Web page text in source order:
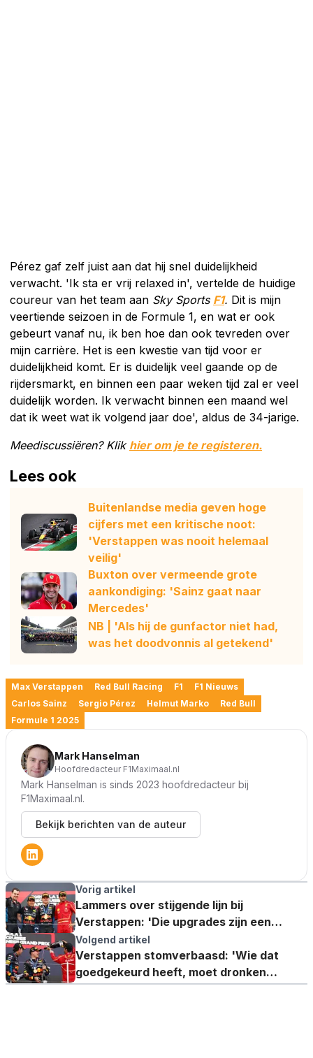
Pérez gaf zelf juist aan dat hij snel duidelijkheid
verwacht. 'Ik sta er vrij relaxed in', vertelde de huidige
coureur van het team aan Sky Sports F1. Dit is mijn
veertiende seizoen in de Formule 1, en wat er ook
gebeurt vanaf nu, ik ben hoe dan ook tevreden over
mijn carrière. Het is een kwestie van tijd voor er
duidelijkheid komt. Er is duidelijk veel gaande op de
rijdersmarkt, en binnen een paar weken tijd zal er veel
duidelijk worden. Ik verwacht binnen een maand wel
dat ik weet wat ik volgend jaar doe', aldus de 34-jarige.
Meediscussiëren? Klik hier om je te registeren.
Lees ook
Buitenlandse media geven hoge
cijfers met een kritische noot:
'Verstappen was nooit helemaal
veilig'
Buxton over vermeende grote
aankondiging: 'Sainz gaat naar
Mercedes'
NB | 'Als hij de gunfactor niet had,
was het doodvonnis al getekend'
Max Verstappen Red Bull Racing F1
F1 Nieuws
Carlos Sainz
Sergio Pérez Helmut Marko
Red Bull
Formule 1 2025
Mark Hanselman
Hoofdredacteur F1Maximaal.nl
Mark Hanselman is sinds 2023 hoofdredacteur bij
F1Maximaal.nl.
Bekijk berichten van de auteur
Vorig artikel
Lammers over stijgende lijn bij
Verstappen: 'Die upgrades zijn een
beetje onderbelicht gebleven'
Volgend artikel
Verstappen stomverbaasd: 'Wie dat
goedgekeurd heeft, moet dronken
geweest zijn'